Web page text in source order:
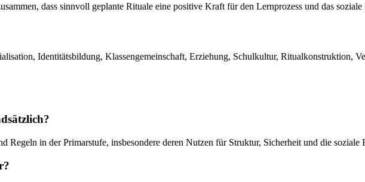
dass sinnvoll geplante Rituale eine positive Kraft für den Lernprozess und das
Identitätsbildung, Klassengemeinschaft, Erziehung, Schulkultur, Ritualkonstruktion,
Regeln in der Primarstufe, insbesondere deren Nutzen für Struktur, Sicherheit und die soziale